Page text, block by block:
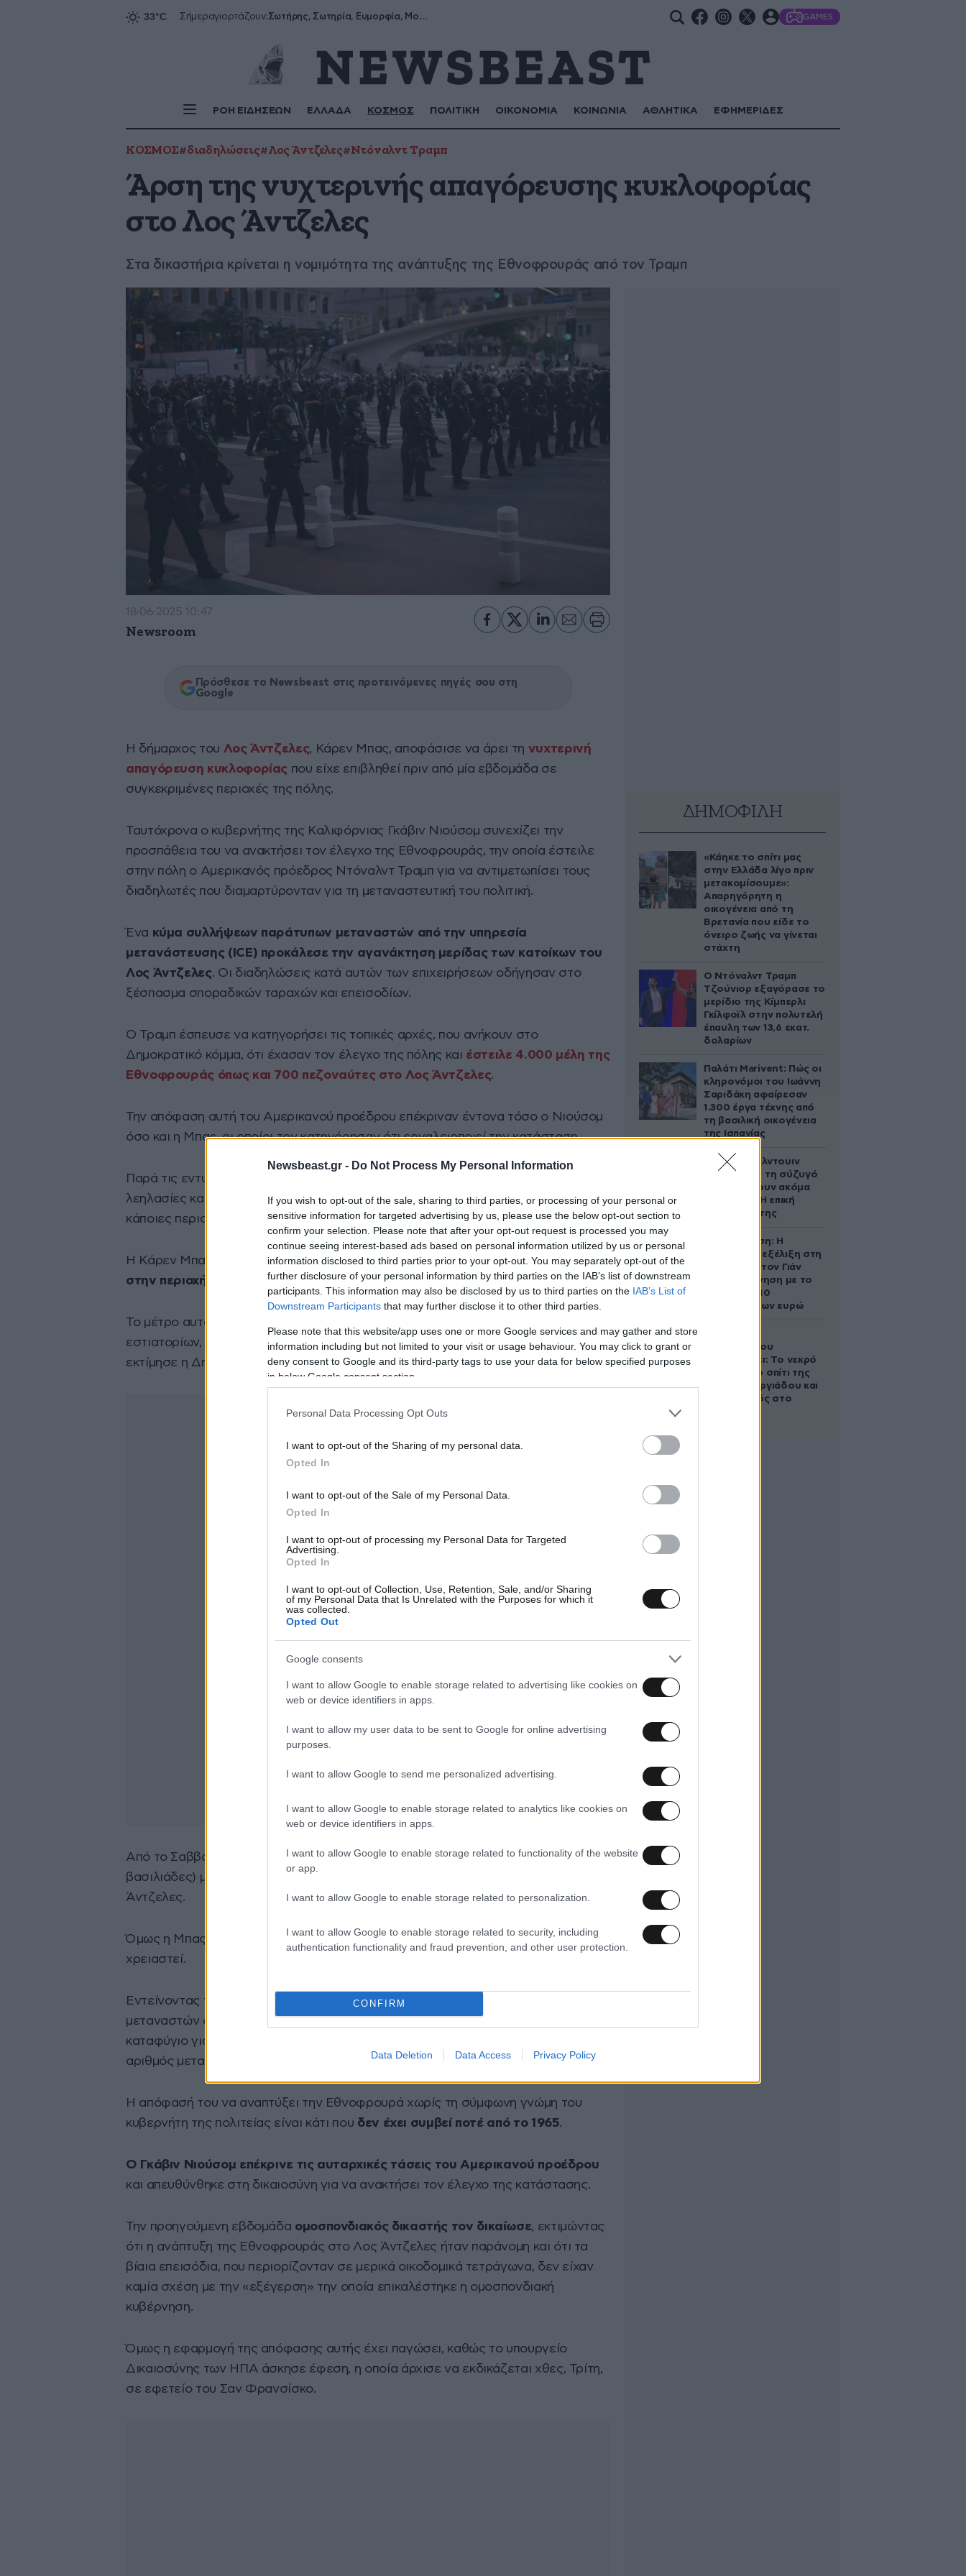
Newsbeast.gr - Do Not Process My Personal Information
If you wish to opt-out of the sale, sharing to third parties, or processing of your personal or
sensitive information for targeted advertising by us, please use the below opt-out section to
confirm your selection. Please note that after your opt-out request is processed you may
continue seeing interest-based ads based on personal information utilized by us or personal
information disclosed to third parties prior to your opt-out. You may separately opt-out of the
further disclosure of your personal information by third parties on the IAB’s list of downstream
participants. This information may also be disclosed by us to third parties on the IAB’s List of
Downstream Participants that may further disclose it to other third parties.
Please note that this website/app uses one or more Google services and may gather and store
information including but not limited to your visit or usage behaviour. You may click to grant or
deny consent to Google and its third-party tags to use your data for below specified purposes
in below Google consent section.
Personal Data Processing Opt Outs
I want to opt-out of the Sharing of my personal data.
Opted In
I want to opt-out of the Sale of my Personal Data.
Opted In
I want to opt-out of processing my Personal Data for Targeted
Advertising.
Opted In
I want to opt-out of Collection, Use, Retention, Sale, and/or Sharing
of my Personal Data that Is Unrelated with the Purposes for which it
was collected.
Opted Out
Google consents
I want to allow Google to enable storage related to advertising like cookies on
web or device identifiers in apps.
I want to allow my user data to be sent to Google for online advertising
purposes.
I want to allow Google to send me personalized advertising.
I want to allow Google to enable storage related to analytics like cookies on
web or device identifiers in apps.
I want to allow Google to enable storage related to functionality of the website
or app.
I want to allow Google to enable storage related to personalization.
I want to allow Google to enable storage related to security, including
authentication functionality and fraud prevention, and other user protection.
CONFIRM
Data Deletion Data Access Privacy Policy
Σήμεραγιορτάζουν: Σωτήρης, Σωτηρία, Ευμορφία, Μορφούλα GAMES
ΡΟΗ ΕΙΔΗΣΕΩΝ ΕΛΛΑΔΑ ΚΟΣΜΟΣ ΠΟΛΙΤΙΚΗ ΟΙΚΟΝΟΜΙΑ ΚΟΙΝΩΝΙΑ ΑΘΛΗΤΙΚΑ ΕΦΗΜΕΡΙΔΕΣ
ΚΟΣΜΟΣ#διαδηλώσεις#Λος Άντζελες#Ντόναλντ Τραμπ
Άρση της νυχτερινής απαγόρευσης κυκλοφορίας
στο Λος Άντζελες
Στα δικαστήρια κρίνεται η νομιμότητα της ανάπτυξης της Εθνοφρουράς από τον Τραμπ
18·06·2025 10:47
Newsroom
Πρόσθεσε το Newsbeast στις προτεινόμενες πηγές σου στη
Google
Η δήμαρχος του Λος Άντζελες, Κάρεν Μπας, αποφάσισε να άρει τη νυχτερινή
απαγόρευση κυκλοφορίας που είχε επιβληθεί πριν από μία εβδομάδα σε
συγκεκριμένες περιοχές της πόλης.
Ταυτόχρονα ο κυβερνήτης της Καλιφόρνιας Γκάβιν Νιούσομ συνεχίζει την
προσπάθεια του να ανακτήσει τον έλεγχο της Εθνοφρουράς, την οποία έστειλε
στην πόλη ο Αμερικανός πρόεδρος Ντόναλντ Τραμπ για να αντιμετωπίσει τους
διαδηλωτές που διαμαρτύρονταν για τη μεταναστευτική του πολιτική.
Ένα κύμα συλλήψεων παράτυπων μεταναστών από την υπηρεσία
μετανάστευσης (ICE) προκάλεσε την αγανάκτηση μερίδας των κατοίκων του
Λος Άντζελες. Οι διαδηλώσεις κατά αυτών των επιχειρήσεων οδήγησαν στο
ξέσπασμα σποραδικών ταραχών και επεισοδίων.
Ο Τραμπ έσπευσε να κατηγορήσει τις τοπικές αρχές, που ανήκουν στο
Δημοκρατικό κόμμα, ότι έχασαν τον έλεγχο της πόλης και έστειλε 4.000 μέλη της
Εθνοφρουράς όπως και 700 πεζοναύτες στο Λος Άντζελες.
Την απόφαση αυτή του Αμερικανού προέδρου επέκριναν έντονα τόσο ο Νιούσομ
όσο και η Μπας, οι οποίοι τον κατηγόρησαν ότι εργαλειοποιεί την κατάσταση.
Παρά τις εντυπωσιακές εικόνες των ταξί- ρομπότ να καίγονται, παρά τις
λεηλασίες και τις συγκρούσεις με την αστυνομία, τα επεισόδια περιορίστηκαν σε
κάποιες περιοχές του κέντρου του Λος Άντζελες.
Η Κάρεν Μπας
επέβαλε στις 10 Ιουνίου νυχτερινή απαγόρευση κυκλοφορίας
στην περιοχή αυτή
, έκτασης περίπου 13 τετραγωνικών χιλιομέτρων.
Το μέτρο αυτό «συνέβαλε πολύ στην προστασία των καταστημάτων, των
εστιατορίων, των επιχειρήσεων και των κατοικιών από κακοποιά στοιχεία»,
εκτίμησε η Δημοκρατική δήμαρχος χθες ανακοινώνοντας την άρση του.
Από το Σαββατοκύριακο, όταν πραγματοποιήθηκε και η πορεία «No Kings» (Όχι
βασιλιάδες) με τη συμμετοχή χιλιάδων ανθρώπων, η ένταση έχει πέσει στο Λος
Άντζελες.
Όμως η Μπας δήλωσε έτοιμη «να επαναφέρει» την απαγόρευση κυκλοφορίας, αν
χρειαστεί.
Εντείνοντας τις επιχειρήσεις των ομοσπονδιακών αρχών κατά των παράτυπων
μεταναστών στο Λος Άντζελες ο Τραμπ επιτέθηκε στην Καλιφόρνια, πολιτεία
καταφύγιο για όσους δεν διαθέτουν νόμιμα έγγραφα και στην οποία ζει μεγάλος
αριθμός μεταναστών.
Η απόφασή του να αναπτύξει την Εθνοφρουρά χωρίς τη σύμφωνη γνώμη του
κυβερνήτη της πολιτείας είναι κάτι που δεν έχει συμβεί ποτέ από το 1965.
Ο Γκάβιν Νιούσομ επέκρινε τις αυταρχικές τάσεις του Αμερικανού προέδρου
και απευθύνθηκε στη δικαιοσύνη για να ανακτήσει τον έλεγχο της κατάστασης.
Την προηγούμενη εβδομάδα ομοσπονδιακός δικαστής τον δικαίωσε, εκτιμώντας
ότι η ανάπτυξη της Εθνοφρουράς στο Λος Άντζελες ήταν παράνομη και ότι τα
βίαια επεισόδια, που περιορίζονταν σε μερικά οικοδομικά τετράγωνα, δεν είχαν
καμία σχέση με την «εξέγερση» την οποία επικαλέστηκε η ομοσπονδιακή
κυβέρνηση.
Όμως η εφαρμογή της απόφασης αυτής έχει παγώσει, καθώς το υπουργείο
Δικαιοσύνης των ΗΠΑ άσκησε έφεση, η οποία άρχισε να εκδικάζεται χθες, Τρίτη,
σε εφετείο του Σαν Φρανσίσκο.
ΔΗΜΟΦΙΛΗ
«Κάηκε το σπίτι μας
στην Ελλάδα λίγο πριν
μετακομίσουμε»:
Απαρηγόρητη η
οικογένεια από τη
Βρετανία που είδε το
όνειρο ζωής να γίνεται
στάχτη
Ο Ντόναλντ Τραμπ
Τζούνιορ εξαγόρασε το
μερίδιο της Κίμπερλι
Γκίλφοϊλ στην πολυτελή
έπαυλη των 13,6 εκατ.
δολαρίων
Παλάτι Marivent: Πώς οι
κληρονόμοι του Ιωάννη
Σαριδάκη αφαίρεσαν
1.300 έργα τέχνης από
τη βασιλική οικογένεια
της Ισπανίας
Ο Άλεκ Μπάλντουιν
ζήτησε από τη σύζυγό
του να κάνουν ακόμα
ένα παιδί – Η επική
αντίδρασή της
Αθηνά Ωνάση: Η
απρόσμενη εξέλιξη στη
διαμάχη με τον Γιάν
Τοπς – Η κίνηση με το
άλογο των 10
εκατομμυρίων ευρώ
Τζώρτζογλου
αποκαλύπτει: Το νεκρό
έμβρυο στο σπίτι της
Μαρίας Γεωργιάδου και
ο εγκλεισμός στο